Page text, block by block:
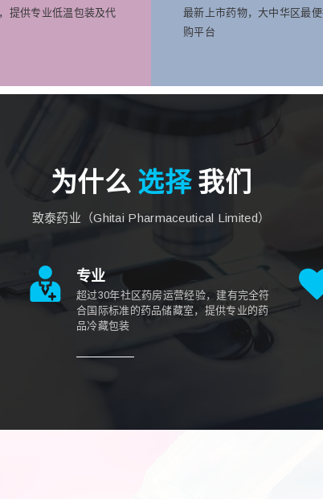
提供专业低温包装及代
最新上市药物，大中华区最
购平台
为什么 选择我们
致泰药业（Ghitai Pharmaceutical Limited）
专业
超过30年社区药房运营经验，建有完全符
合国际标准的药品储藏室，提供专业的药
品冷藏包装